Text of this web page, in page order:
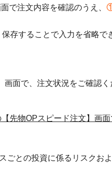
で注文内容を確認のうえ、
存することで入力を省略で
画面で、注文状況をご確認く
先物OPスピード注文】画
ごとの投資に係るリスクお